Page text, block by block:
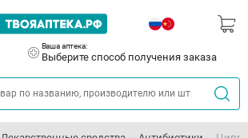
Ваша аптека:
Выберите способ получения заказа